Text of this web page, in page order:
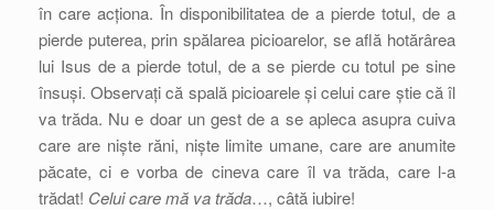
în care acționa. În disponibilitatea de a pierde totul, de a
pierde puterea, prin spălarea picioarelor, se află hotărârea
lui Isus de a pierde totul, de a se pierde cu totul pe sine
însuși. Observați că spală picioarele și celui care știe că îl
va trăda. Nu e doar un gest de a se apleca asupra cuiva
care are niște răni, niște limite umane, care are anumite
păcate, ci e vorba de cineva care îl va trăda, care l-a
trădat! Celui care mă va trăda…, câtă iubire!